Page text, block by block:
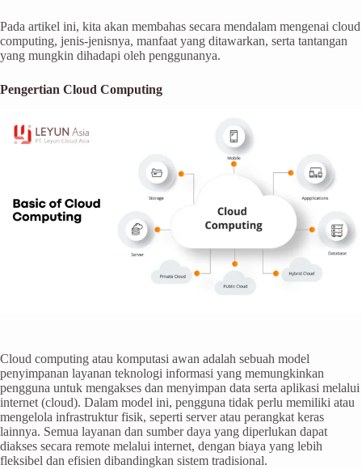
Pada artikel ini, kita akan membahas secara mendalam mengenai cloud
computing, jenis-jenisnya, manfaat yang ditawarkan, serta tantangan
yang mungkin dihadapi oleh penggunanya.
Pengertian Cloud Computing
Cloud computing atau komputasi awan adalah sebuah model
penyimpanan layanan teknologi informasi yang memungkinkan
pengguna untuk mengakses dan menyimpan data serta aplikasi melalui
internet (cloud). Dalam model ini, pengguna tidak perlu memiliki atau
mengelola infrastruktur fisik, seperti server atau perangkat keras
lainnya. Semua layanan dan sumber daya yang diperlukan dapat
diakses secara remote melalui internet, dengan biaya yang lebih
fleksibel dan efisien dibandingkan sistem tradisional.